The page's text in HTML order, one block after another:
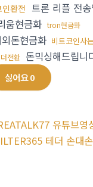
인환전 트론 리플 전
움현금화 tron현금화
돈현금화 비트코인사
전환 돈믹싱해드립니
싫어요0
유튜브영
테더 손대